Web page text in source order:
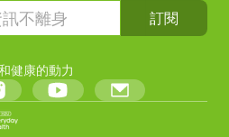
訂閱
健康的動力